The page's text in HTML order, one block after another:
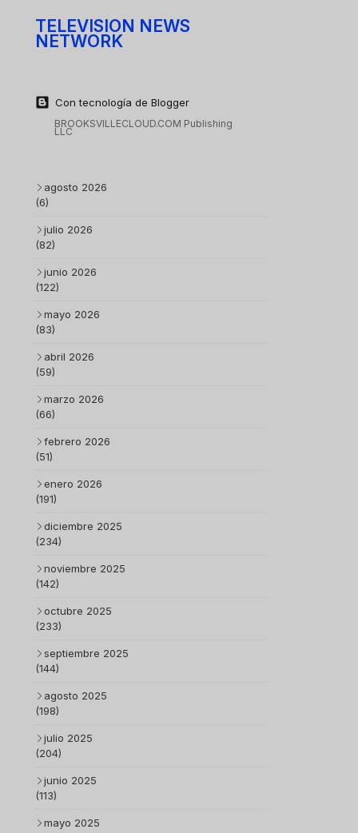
TELEVISION NEWS
NETWORK
Con tecnología de Blogger
BROOKSVILLECLOUD.COM Publishing
LLC
agosto 2026
(6)
julio 2026
(82)
junio 2026
(122)
mayo 2026
(83)
abril 2026
(59)
marzo 2026
(66)
febrero 2026
(51)
enero 2026
(191)
diciembre 2025
(234)
noviembre 2025
(142)
octubre 2025
(233)
septiembre 2025
(144)
agosto 2025
(198)
julio 2025
(204)
junio 2025
(113)
mayo 2025